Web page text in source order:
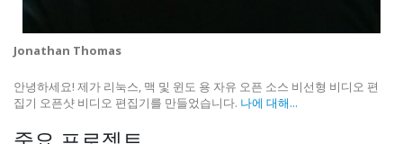
Jonathan Thomas
안녕하세요! 제가 리눅스, 맥 및 윈도 용 자유 오픈 소스 비선형 비디오 편
집기 오픈샷 비디오 편집기를 만들었습니다. 나에 대해...